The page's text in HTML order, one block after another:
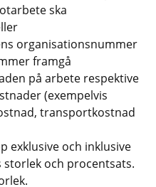
ska
organisationsnummer
framgå
på arbete respektive
(exempelvis
transportkostnad
exklusive och inklusive
storlek och procentsats.